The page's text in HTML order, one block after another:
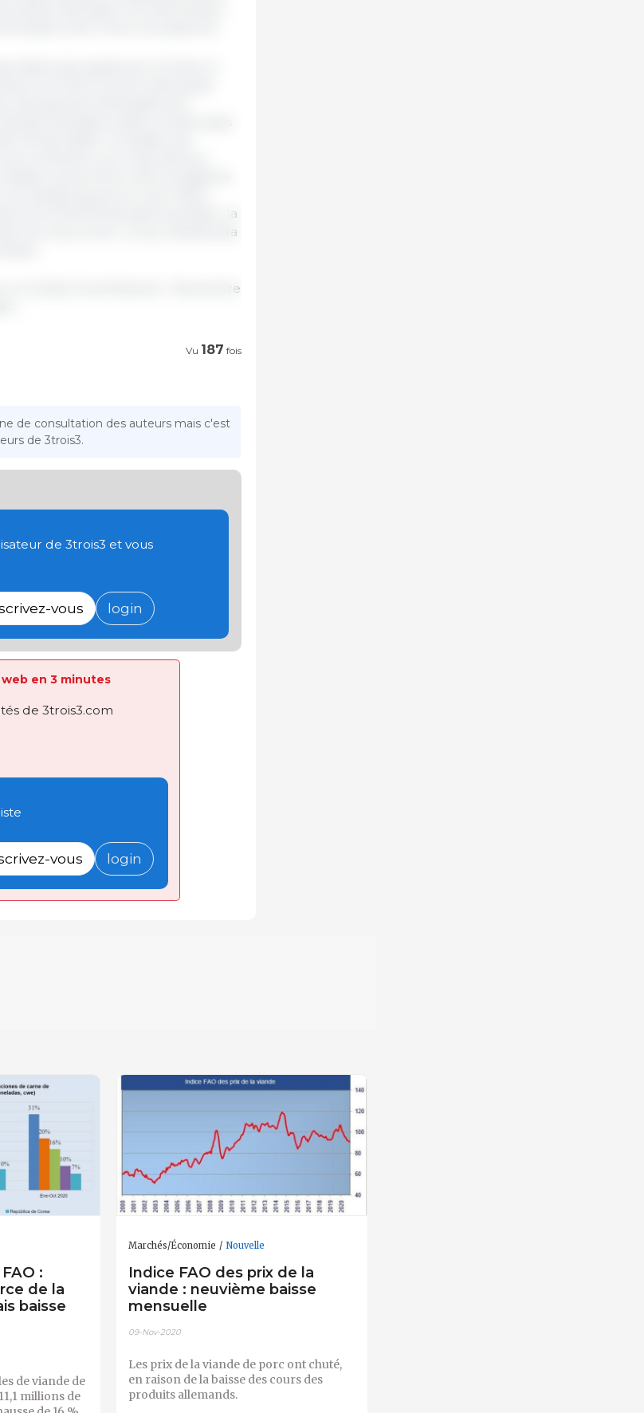
Brésil, des États-Unis d'Amérique,
Russie et de l'Union européenne.
de viande par la Chine, la
à la COVID-19, de la demande
des goulets d'étranglement
étrangères dans certains pays
d'importation mondiale, par
a entraîné une chute des prix
la plus forte a été enregistrée
à la COVID19 devraient persister, la
les mois à venir, ce qui maintiendra
on Global Food Markets – Novembre
Vu 187 fois
de consultation des auteurs mais c'est
de 3trois3.
de 3trois3 et vous
vous login
en 3 minutes
de 3trois3.com
vous login
:
de la
baisse
de viande de
millions de
Marchés/Économie Nouvelle
Indice FAO des prix de la
viande : neuvième baisse
mensuelle
09-Nov-2020
Les prix de la viande de porc ont chuté,
en raison de la baisse des cours des
produits allemands.